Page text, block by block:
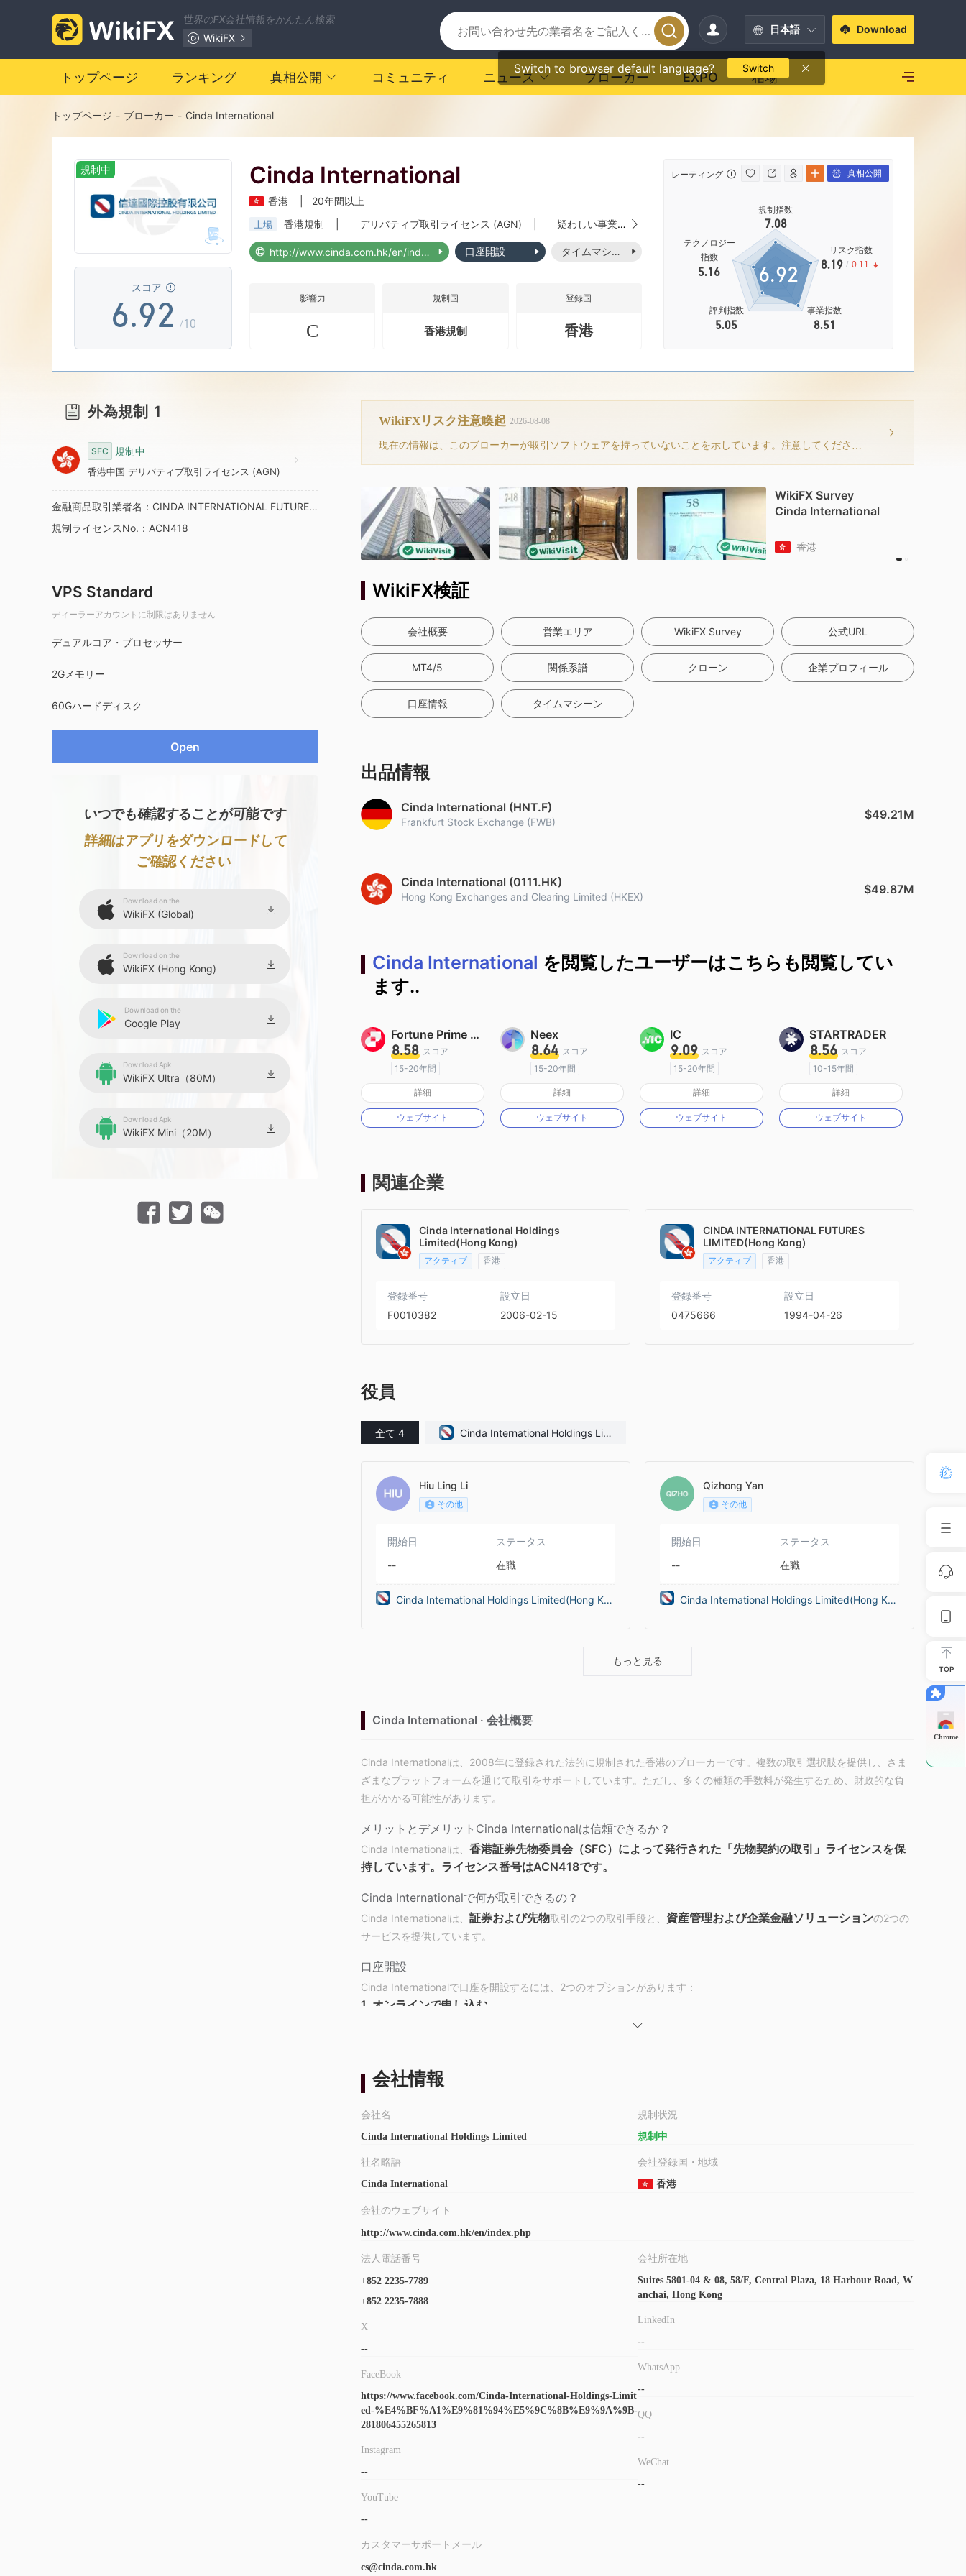
世界のFX会社情報をかんたん検索
WikiFX
日本語
Switch to browser default language? Switch
Download
トップページ ランキング 真相公開 コミュニティ ニュース ブローカー EXPO 相場
トップページ - ブローカー - Cinda International
規制中
スコア
0
1
2
3
4
5
6
7
8
9
.
2
3
4
5
6
8
9
1
2
3
4
6
7
9
/10
Cinda International
香港 20年間以上
上場 香港規制 デリバティブ取引ライセンス (AGN) 疑わしい事業範囲
http://www.cinda.com.hk/en/index.php? 口座開設 タイムマシーン
影響力
C
規制国
香港規制
登録国
香港
レーティング
規制指数
7.08
テクノロジー
指数
5.16
評判指数
5.05
事業指数
8.51
リスク指数
8.19 / 0.11
6.92
真相公開
外為規制 1
SFC 規制中
香港中国 デリバティブ取引ライセンス (AGN)
金融商品取引業者名：CINDA INTERNATIONAL FUTURES LIMITED
規制ライセンスNo.：ACN418
VPS Standard
ディーラーアカウントに制限はありません
デュアルコア・プロセッサー
2Gメモリー
60Gハードディスク
Open
いつでも確認することが可能です
詳細はアプリをダウンロードして
ご確認ください
Download on the
WikiFX (Global)
Download on the
WikiFX (Hong Kong)
Download on the
Google Play
Download Apk
WikiFX Ultra（80M）
Download Apk
WikiFX Mini（20M）
WikiFXリスク注意喚起 2026-08-08
現在の情報は、このブローカーが取引ソフトウェアを持っていないことを示しています。注意してください！
WikiFX Survey
Cinda International
香港
WikiFX検証
会社概要 営業エリア WikiFX Survey 公式URL
MT4/5 関係系譜 クローン 企業プロフィール
口座情報 タイムマシーン
出品情報
Cinda International (HNT.F)
Frankfurt Stock Exchange (FWB)
$49.21M
Cinda International (0111.HK)
Hong Kong Exchanges and Clearing Limited (HKEX)
$49.87M
Cinda International を閲覧したユーザーはこちらも閲覧してい
ます..
Fortune Prime Global
8.58 スコア
15-20年間
オーストラリア規制
マーケットメイキングライセンス（MM）
詳細
ウェブサイト
Neex
8.64 スコア
15-20年間
オーストラリア規制
マーケットメイキングライセンス（MM）
詳細
ウェブサイト
IC
9.09 スコア
15-20年間
オーストラリア規制
マーケットメイキングライセンス（MM）
詳細
ウェブサイト
STARTRADER
8.56 スコア
10-15年間
オーストラリア規制
マーケットメイキングライセンス（MM）
詳細
ウェブサイト
関連企業
Cinda International Holdings
Limited(Hong Kong)
アクティブ 香港
登録番号
F0010382
設立日
2006-02-15
CINDA INTERNATIONAL FUTURES
LIMITED(Hong Kong)
アクティブ 香港
登録番号
0475666
設立日
1994-04-26
役員
全て 4
Cinda International Holdings Lim
Hiu Ling Li
その他
開始日
--
ステータス
在職
Cinda International Holdings Limited(Hong Kon
Qizhong Yan
その他
開始日
--
ステータス
在職
Cinda International Holdings Limited(Hong Kon
もっと見る
Cinda International · 会社概要
Cinda Internationalは、2008年に登録された法的に規制された香港のブローカーです。複数の取引選択肢を提供し、さま
ざまなプラットフォームを通じて取引をサポートしています。ただし、多くの種類の手数料が発生するため、財政的な負
担がかかる可能性があります。
メリットとデメリット Cinda Internationalは信頼できるか？
Cinda Internationalは、 香港証券先物委員会（SFC）によって発行された「先物契約の取引」ライセンスを保
持しています。ライセンス番号はACN418です。
Cinda Internationalで何が取引できるの？
Cinda Internationalは、 証券および先物取引の2つの取引手段と、 資産管理および企業金融ソリューションの2つの
サービスを提供しています。
口座開設
Cinda Internationalで口座を開設するには、2つのオプションがあります：
1. オンラインで申し込む
直近3か月以内に発行された居住地の証明書
対応する住所が居住地と異なる場合は、対応する住所の証明書を別途提供する必要があります
香港の銀行口座の証明書（氏名が表示されている必要があります）
d. HKD 10,000（またはUSD/RMB）をCinda Internationalの銀行口座に送金し、入金/振込通知書をアップロードする。
e. SMSとメールでの確認通知を待つ。
2. オフラインで申し込む
国際本部：香港中環皇后大道中183号中遠大厦45楼：
香港身分証明書、有効なパスポート
直近3か月以内に発行された住所証明書
銀行証明書（銀行の明細書、デビットカード、または銀行の帳簿の最初のページなど）
特定の口座開設用紙
https://www.cinda.com.hk/en/open_account.php
Cinda Internationalの手数料
Cinda Internationalは、さまざまな金融商品やサービスに対してさまざまな手数料を課しています。
たとえば、印紙税、清算手数料、管理手数料、仲介手数料
ページをご覧ください：https://www.cinda.com.hk/en/service_fee.php
スワップレート
先物取引では、スワップレートが課金されます。異なる商品には異なるレートが設定されています。たとえば、ハンセン
であり、ミニハンセン指数先物（MHI）の場合は
https://www.cinda.com.hk/en/service_fee.php
非取引手数料
Cinda Internationalでは、
取引プラットフォーム
Cinda Internationalは、株式と先物の取引に異なるプラットフォームを提供しています。株式は3つのプラットフォームで
会社情報
会社名
Cinda International Holdings Limited
社名略語
Cinda International
規制状況
規制中
会社登録国・地域
香港
会社のウェブサイト
http://www.cinda.com.hk/en/index.php
法人電話番号
+852 2235-7789
+852 2235-7888
X
--
FaceBook
https://www.facebook.com/Cinda-International-Holdings-Limit
ed-%E4%BF%A1%E9%81%94%E5%9C%8B%E9%9A%9B-
281806455265813
Instagram
--
YouTube
--
会社所在地
Suites 5801-04 & 08, 58/F, Central Plaza, 18 Harbour Road, W
anchai, Hong Kong
LinkedIn
--
WhatsApp
--
QQ
--
WeChat
--
カスタマーサポートメール
cs@cinda.com.hk
TOP
Chrome